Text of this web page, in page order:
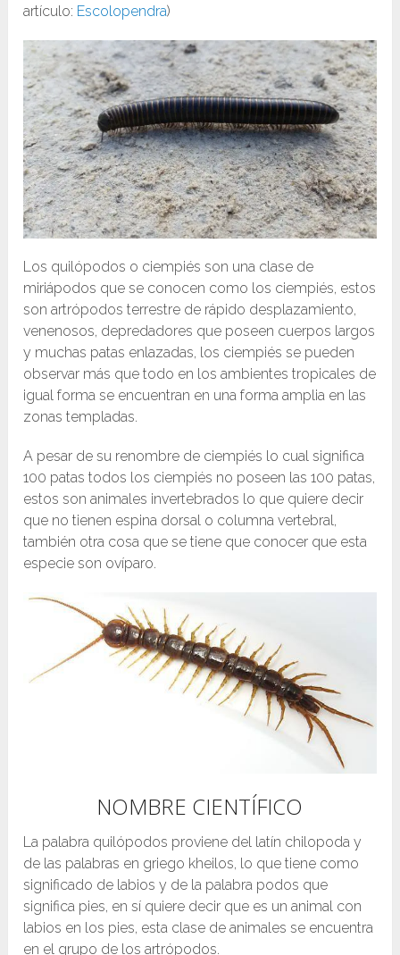
artículo: Escolopendra)
Los quilópodos o ciempiés​ son una clase de
miriápodos que se conocen como los ciempiés, estos
son artrópodos terrestre de rápido desplazamiento,
venenosos, depredadores que poseen cuerpos largos
y muchas patas enlazadas, los ciempiés se pueden
observar más que todo en los ambientes tropicales de
igual forma se encuentran en una forma amplia en las
zonas templadas.
A pesar de su renombre de ciempiés lo cual significa
100 patas todos los ciempiés no poseen las 100 patas,
estos son animales invertebrados lo que quiere decir
que no tienen espina dorsal o columna vertebral,
también otra cosa que se tiene que conocer que esta
especie son ovíparo.
NOMBRE CIENTÍFICO
La palabra quilópodos proviene del latín chilopoda y
de las palabras en griego kheilos, lo que tiene como
significado de labios y de la palabra podos que
significa pies, en sí quiere decir que es un animal con
labios en los pies, esta clase de animales se encuentra
en el grupo de los artrópodos.